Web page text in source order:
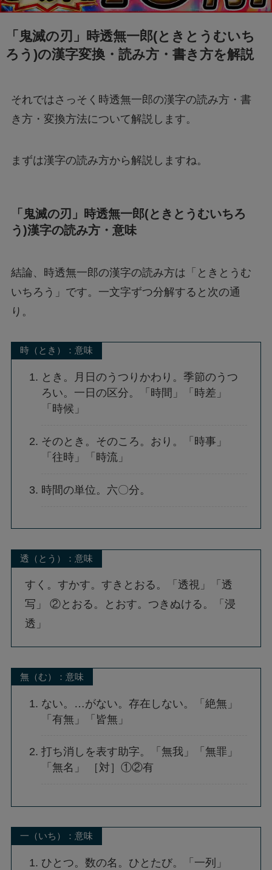
「鬼滅の刃」時透無一郎(ときとうむいち
ろう)の漢字変換・読み方・書き方を解説
それではさっそく時透無一郎の漢字の読み方・書
き方・変換方法について解説します。
まずは漢字の読み方から解説しますね。
「鬼滅の刃」時透無一郎(ときとうむいちろ
う)漢字の読み方・意味
結論、時透無一郎の漢字の読み方は「ときとうむ
いちろう」です。一文字ずつ分解すると次の通
り。
時（とき）：意味
とき。月日のうつりかわり。季節のうつ
ろい。一日の区分。「時間」「時差」
「時候」
そのとき。そのころ。おり。「時事」
「往時」「時流」
時間の単位。六〇分。
透（とう）：意味
すく。すかす。すきとおる。「透視」「透
写」 ②とおる。とおす。つきぬける。「浸
透」
無（む）：意味
ない。…がない。存在しない。「絶無」
「有無」「皆無」
打ち消しを表す助字。「無我」「無罪」
「無名」 ［対］①②有
一（いち）：意味
ひとつ。数の名。ひとたび。「一列」